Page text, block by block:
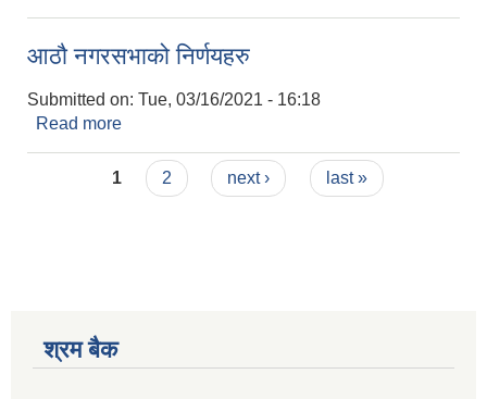
आठौ नगरसभाको निर्णयहरु
Submitted on: Tue, 03/16/2021 - 16:18
Read more
Pages
1 2 next › last »
श्रम बैक